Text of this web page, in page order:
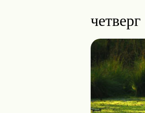
четверг